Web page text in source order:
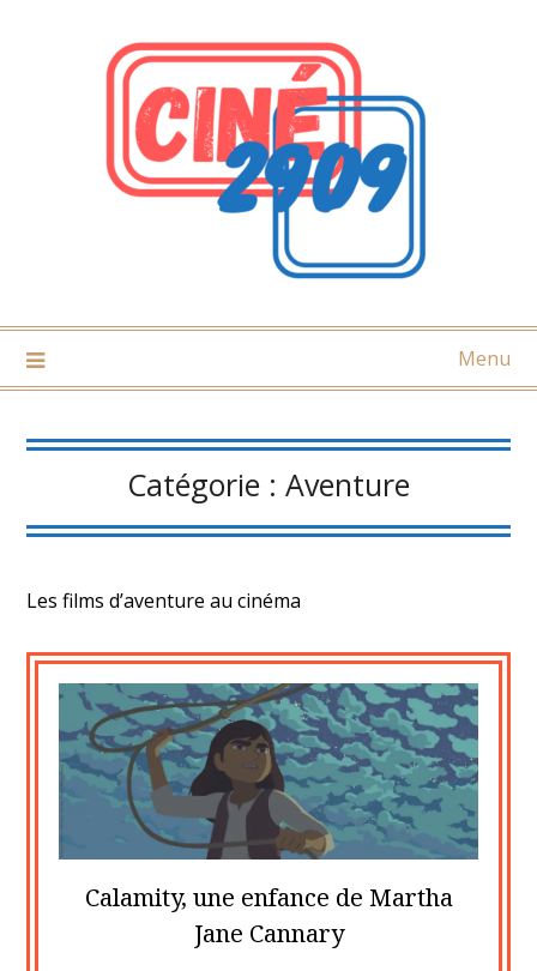
Menu
Catégorie : Aventure
Les films d’aventure au cinéma
Calamity, une enfance de Martha
Jane Cannary